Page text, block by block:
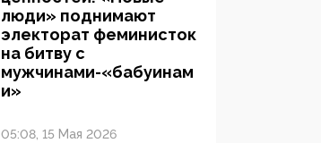
люди» поднимают
электорат феминисток
на битву с
мужчинами-«бабуинам
и»
05:08, 15 Мая 2026